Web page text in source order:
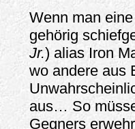
Wenn man
gehörig
Jr.) alias Iron
wo andere aus
aus… So
Gegners